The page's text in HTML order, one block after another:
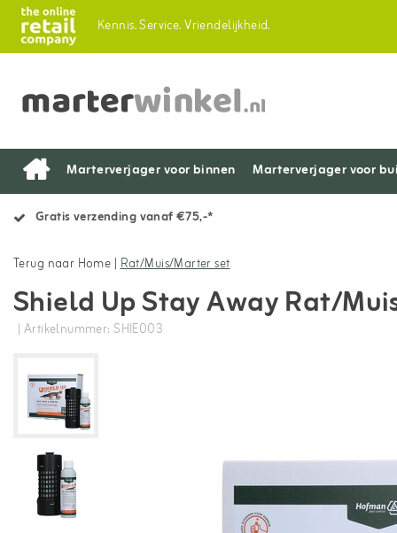
Kennis.Service.Vriendelijkheid.
Marterverjager voor binnen Marterverjager voor
Gratis verzending vanaf €75,-*
Terug naar Home |Rat/Muis/Marter set
Shield Up Stay Away Rat/
| Artikelnummer: SHIE003